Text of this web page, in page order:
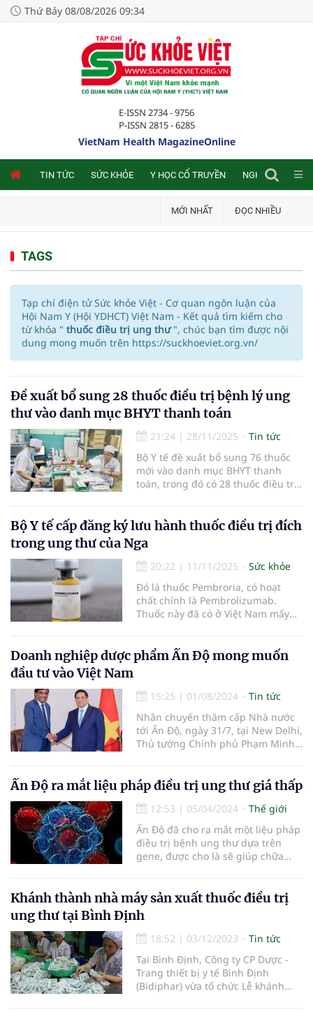
Thứ Bảy 08/08/2026 09:34
E-ISSN 2734 - 9756
P-ISSN 2815 - 6285
VietNam Health MagazineOnline
TIN TỨC SỨC KHỎE Y HỌC CỔ TRUYỀN NGHIÊN CỨU
MỚI NHẤT ĐỌC NHIỀU
TAGS
Tạp chí điện tử Sức khỏe Việt - Cơ quan ngôn luận của
Hội Nam Y (Hội YDHCT) Việt Nam - Kết quả tìm kiếm cho
từ khóa " thuốc điều trị ung thư", chúc bạn tìm được nội
dung mong muốn trên https://suckhoeviet.org.vn/
Đề xuất bổ sung 28 thuốc điều trị bệnh lý ung
thư vào danh mục BHYT thanh toán
21:24 | 28/11/2025
Tin tức
Bộ Y tế đề xuất bổ sung 76 thuốc
mới vào danh mục BHYT thanh
toán, trong đó có 28 thuốc điều trị
Bộ Y tế cấp đăng ký lưu hành thuốc điều trị đích
trong ung thư của Nga
20:22 | 11/11/2025
Sức khỏe
Đó là thuốc Pembroria, có hoạt
chất chính là Pembrolizumab.
Thuốc này đã có ở Việt Nam mấy
Thuốc của Nga lần này là sinh
phẩm tương tự.
Doanh nghiệp dược phẩm Ấn Độ mong muốn
đầu tư vào Việt Nam
15:25 | 01/08/2024
Tin tức
Nhân chuyến thăm cấp Nhà nước
tới Ấn Độ, ngày 31/7, tại New Delhi,
Thủ tướng Chính phủ Phạm Minh
phẩm của Ấn Độ.
Ấn Độ ra mắt liệu pháp điều trị ung thư giá thấp
12:53 | 05/04/2024
Thế giới
Ấn Độ đã cho ra mắt một liệu pháp
điều trị bệnh ung thư dựa trên
gene, được cho là sẽ giúp chữa
Khánh thành nhà máy sản xuất thuốc điều trị
ung thư tại Bình Định
18:52 | 03/12/2023
Tin tức
Tại Bình Định, Công ty CP Dược -
Trang thiết bị y tế Bình Định
(Bidiphar) vừa tổ chức Lễ khánh